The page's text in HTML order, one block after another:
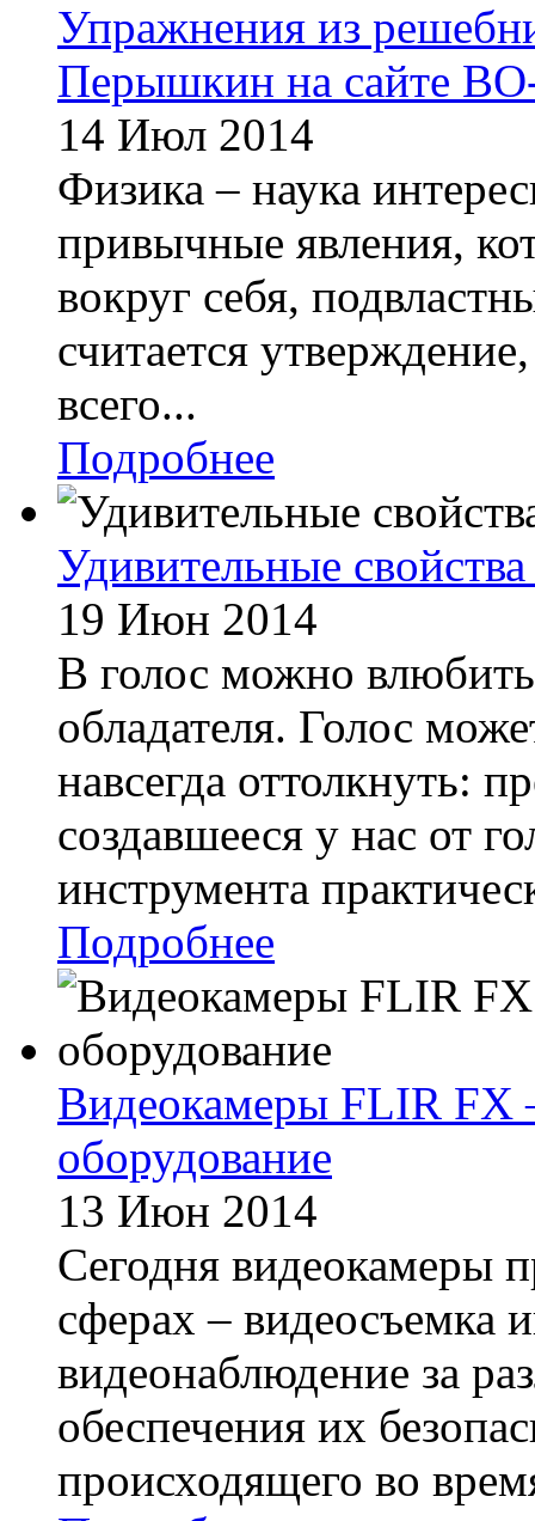
Упражнения из
Перышкин на сайте
14 Июл 2014
Физика – наука
привычные явления,
вокруг себя,
считается
всего...
Подробнее
Удивительные свойства
19 Июн 2014
В голос можно
обладателя. Голос
навсегда оттолкнуть:
создавшееся у нас от
инструмента
Подробнее
Видеокамеры FLIR FX
оборудование
13 Июн 2014
Сегодня видеокамеры
сферах – видеосъемка
видеонаблюдение за
обеспечения их
происходящего во